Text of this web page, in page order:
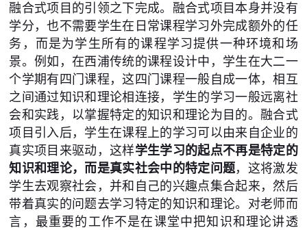
融合式项目的引领之下完成。融合式项目本身并没有
学分，也不需要学生在日常课程学习外完成额外的任
务，而是为学生所有的课程学习提供一种环境和场
景。例如，在西浦传统的课程设计中，学生在大二一
个学期有四门课程，这四门课程一般自成一体，相互
之间通过知识和理论相连接，学生的学习一般远离社
会和实践，以掌握特定的知识和理论为目的。融合式
项目引入后，学生在课程上的学习可以由来自企业的
真实项目来驱动，这样学生学习的起点不再是特定的
知识和理论，而是真实社会中的特定问题，这将激发
学生去观察社会，并和自己的兴趣点集合起来，然后
带着真实的问题去学习特定的知识和理论。对老师而
言，最重要的工作不是在课堂中把知识和理论讲透